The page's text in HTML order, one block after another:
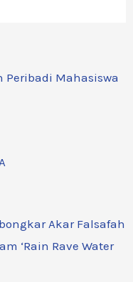
Peribadi Mahasiswa
Akar Falsafah
‘Rain Rave Water